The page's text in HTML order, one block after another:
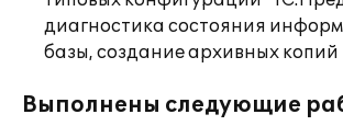
диагностика состояния
базы, создание архивных копий
Выполнены следующие